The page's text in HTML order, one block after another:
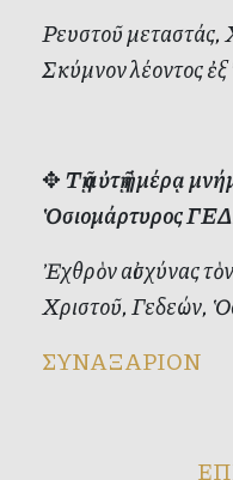
Ρευστοῦ μεταστάς,
Σκύμνον λέοντος
✥Τῇ αὐτῇ ἡμέρᾳ
Ὁσιομάρτυρος
Ἐχθρὸν αἰσχύνας
Χριστοῦ, Γεδεών,
ΣΥΝΑΞΑΡΙΟΝ